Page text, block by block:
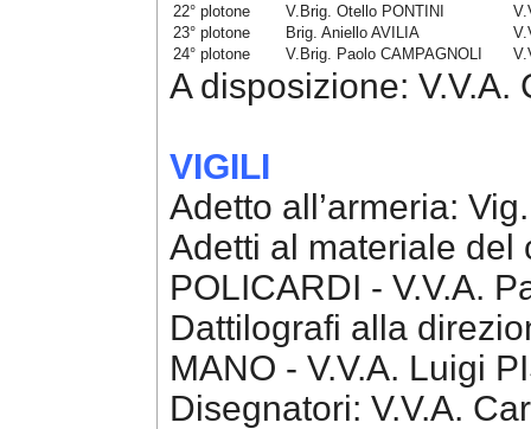
22° plotone
V.Brig. Otello PONTINI
23° plotone
Brig. Aniello AVILIA
24° plotone
V.Brig. Paolo CAMPAGNOLI
A disposizione: V.V.A.
VIGILI
Adetto all’armeria:
Adetti al materiale del
POLICARDI - V.V.A.
Dattilografi alla
MANO - V.V.A. Luigi
Disegnatori: V.V.A.